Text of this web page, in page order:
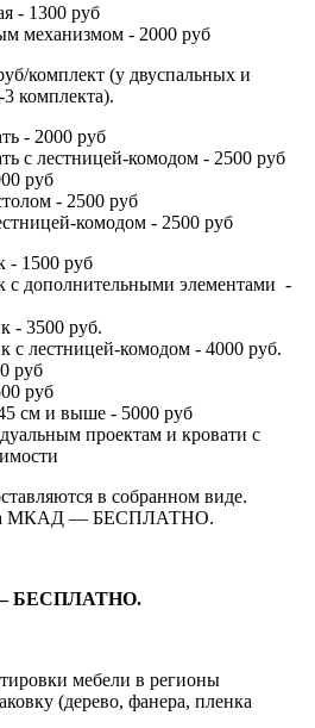
- 1300 руб
механизмом - 2000 руб
комплект (у двуспальных и
комплекта).
- 2000 руб
с лестницей-комодом - 2500 руб
руб
- 2500 руб
комодом - 2500 руб
- 1500 руб
с дополнительными элементами -
- 3500 руб.
с лестницей-комодом - 4000 руб.
руб
руб
см и выше - 5000 руб
проектам и кровати с
в собранном виде.
за МКАД — БЕСПЛАТНО.
— БЕСПЛАТНО.
мебели в регионы
(дерево, фанера, пленка